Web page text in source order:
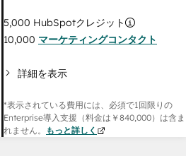
5,000 HubSpotクレジット
10,000 マーケティングコンタクト
詳細を表示
*表示されている費用には、必須で1回限りの
Enterprise導入支援（料金は ￥840,000）は含ま
れません。
もっと詳しく